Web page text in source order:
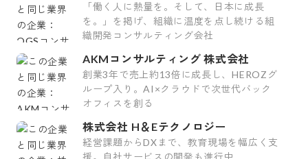
「働く人に熱量を。そして、日本に成長
を。」を掲げ、組織に温度を点し続ける組
織開発コンサルティング会社
AKMコンサルティング 株式会社
創業3年で売上約13倍に成長し、HEROZグ
ループ入り。AI×クラウドで次世代バック
オフィスを創る
株式会社 H＆Eテクノロジー
経営課題からDXまで、教育現場を幅広く支
援。自社サービスの開発も進行中